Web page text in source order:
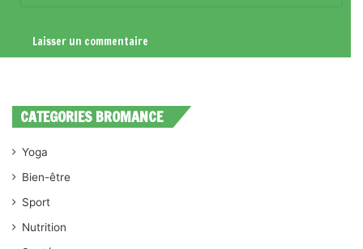
CATEGORIES BROMANCE
Yoga
Bien-être
Sport
Nutrition